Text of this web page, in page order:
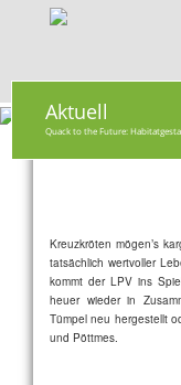
Aktuell
Quack to the Future:
Kreuzkröten mögen’s
tatsächlich wertvoller
kommt der LPV ins
heuer wieder in
Tümpel neu hergestellt
und Pöttmes.